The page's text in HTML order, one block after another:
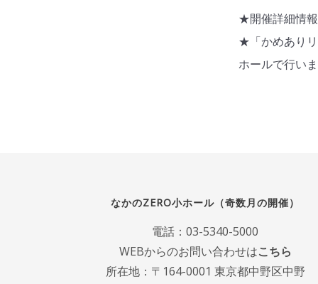
★開催詳細情報
★「かめあり
ホールで行いま
なかのZERO小ホール（奇数月の開催）
電話：03-5340-5000
WEBからのお問い合わせはこちら
所在地：〒164-0001 東京都中野区中野